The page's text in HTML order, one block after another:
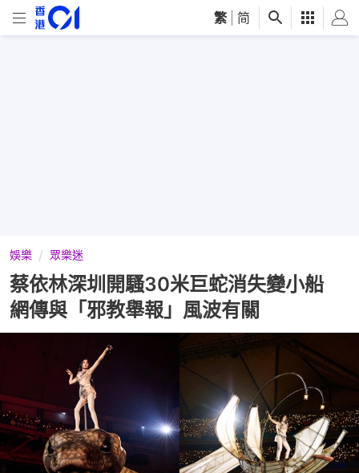
繁 简
娛樂 眾樂迷
蔡依林深圳開騷30米巨蛇消失變小船
網傳與「邪教舉報」風波有關